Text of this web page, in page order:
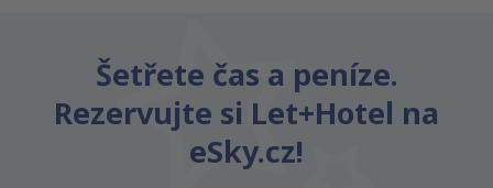
Šetřete čas a peníze.
Rezervujte si Let+Hotel na
eSky.cz!